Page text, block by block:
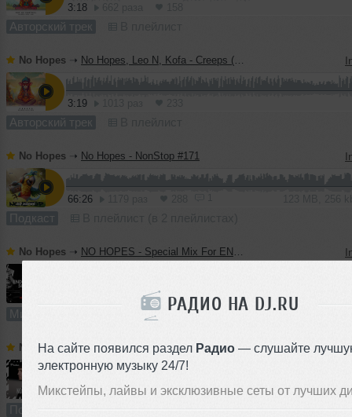
РАДИО НА DJ.RU
На сайте появился раздел Радио — слушайте
электронную музыку 24/7!
Микстейпы, лайвы и эксклюзивные сеты от лучших
3:18
Авторский трек
No Hopes ➝ No Hopes, Leo N, Kofa - Creeps (Original Mix)
3:19
Авторский трек
No Hopes ➝ No Hopes - NonStop #171
66:26
Подкаст
No Hopes ➝ NO HOPES - Special Mix For ENDORPHIN SOUND
878 раз 210 111 MB, 256
Микс В плейлист (в 1 плейлисте)
No Hopes ➝No Hopes - Poetika #014
61:41 1306 раз 269 114 MB, 256
Подкаст